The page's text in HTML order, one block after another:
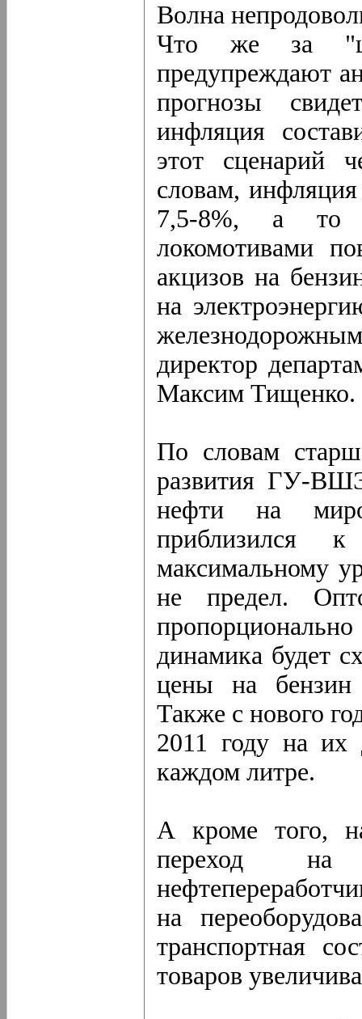
Волна
Что же за
предупреждают
прогнозы
инфляция
этот сценарий
словам,
7,5-8%, а то
локомотивами
акцизов на
на
директор
Максим Тищенко.
По словам
развития ГУ-
нефти на
максимальному
не предел.
динамика будет
цены на бензин
Также с нового
2011 году на
каждом литре.
А кроме того,
переход
на
транспортная
товаров